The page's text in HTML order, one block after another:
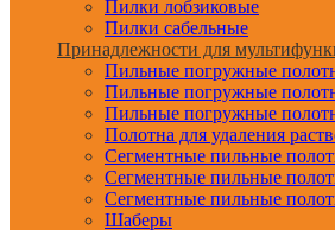
Пилки лобзиковые
Пилки сабельные
Принадлежности для
Пильные погружные
Пильные погружные
Пильные погружные
Полотна для удаления
Сегментные пильные
Сегментные пильные
Сегментные пильные
Шаберы